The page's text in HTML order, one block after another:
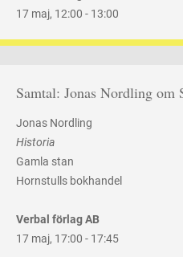
17 maj, 12:00 - 13:00
Samtal: Jonas Nordling om
Jonas Nordling
Historia
Gamla stan
Hornstulls bokhandel
Verbal förlag AB
17 maj, 17:00 - 17:45